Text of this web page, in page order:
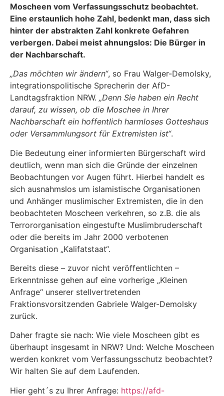
Moscheen vom Verfassungsschutz beobachtet.
Eine erstaunlich hohe Zahl, bedenkt man, dass sich
hinter der abstrakten Zahl konkrete Gefahren
verbergen. Dabei meist ahnungslos: Die Bürger in
der Nachbarschaft.
„Das möchten wir ändern“, so Frau Walger-Demolsky,
integrationspolitische Sprecherin der AfD-
Landtagsfraktion NRW. „Denn Sie haben ein Recht
darauf, zu wissen, ob die Moschee in Ihrer
Nachbarschaft ein hoffentlich harmloses Gotteshaus
oder Versammlungsort für Extremisten ist“.
Die Bedeutung einer informierten Bürgerschaft wird
deutlich, wenn man sich die Gründe der einzelnen
Beobachtungen vor Augen führt. Hierbei handelt es
sich ausnahmslos um islamistische Organisationen
und Anhänger muslimischer Extremisten, die in den
beobachteten Moscheen verkehren, so z.B. die als
Terrororganisation eingestufte Muslimbruderschaft
oder die bereits im Jahr 2000 verbotenen
Organisation „Kalifatstaat“.
Bereits diese – zuvor nicht veröffentlichten –
Erkenntnisse gehen auf eine vorherige „Kleinen
Anfrage“ unserer stellvertretenden
Fraktionsvorsitzenden Gabriele Walger-Demolsky
zurück.
Daher fragte sie nach: Wie viele Moscheen gibt es
überhaupt insgesamt in NRW? Und: Welche Moscheen
werden konkret vom Verfassungsschutz beobachtet?
Wir halten Sie auf dem Laufenden.
Hier geht´s zu Ihrer Anfrage: https://afd-